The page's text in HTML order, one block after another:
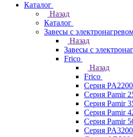
Каталог
Назад
Каталог
Завесы с
Назад
Завесы с
Frico
Назад
Frico
Серия
Серия Pamir
Серия Pamir
Серия Pamir
Серия Pamir
Серия